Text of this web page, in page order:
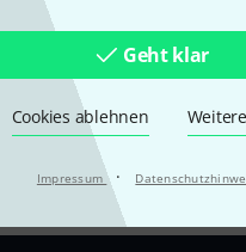
Geht klar
Cookies ablehnen
Impressum ·
Thomann
Thomann Newsletter und
einen von50 Gutscheinen
Beiträge